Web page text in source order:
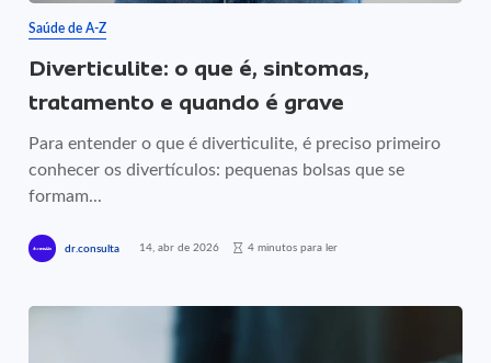
Saúde de A-Z
Diverticulite: o que é, sintomas,
tratamento e quando é grave
Para entender o que é diverticulite, é preciso primeiro
conhecer os divertículos: pequenas bolsas que se
formam...
dr.consulta 14, abr de 2026 4 minutos para ler